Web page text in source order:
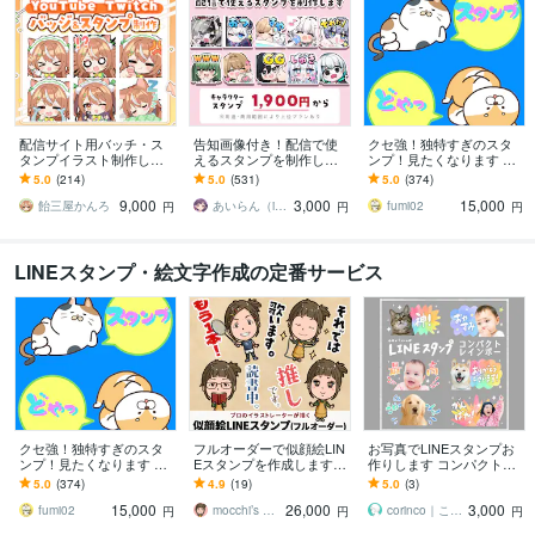
配信サイト用バッチ・ス
タンプイラスト制作しま
す 企業実績あり！メンバ
ーシップやサブスク特典
に最適！
5.0 (214)
飴三屋かんろ
9,000 円
告知画像付き！配信で使
えるスタンプを制作しま
す アニメーションスタン
プも対応はじめました！
5.0 (531)
あいらん（iran_stn） 3,000 円
クセ強！独特すぎのスタ
ンプ！見たくなります 大
手企業様お墨付きクオリ
ティ！キャラ映え間違い
ナシ！
5.0 (374)
fumi02
15,000 円
LINEスタンプ・絵文字作成の定番サービス
クセ強！独特すぎのスタ
ンプ！見たくなります 大
手企業様お墨付きクオリ
ティ！キャラ映え間違い
ナシ！
5.0 (374)
fumi02
15,000 円
フルオーダーで似顔絵LIN
Eスタンプを作成します
完全オリジナルのスタン
プをプロのイラストレー
ターが作成します
4.9 (19)
mocchi’s workshop
26,000 円
お写真でLINEスタンプお
作りします コンパクトレ
インボー｜どんなお写真
もご相談下さい
5.0 (3)
corinco｜こりんこ 3,000 円